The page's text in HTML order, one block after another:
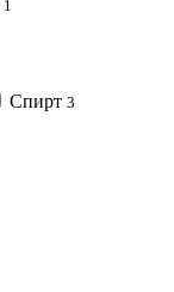
1
Спирт 3